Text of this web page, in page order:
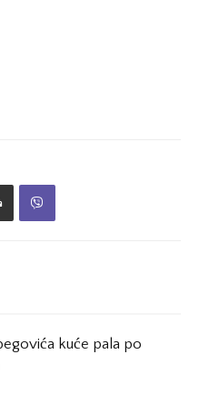
kuće pala po